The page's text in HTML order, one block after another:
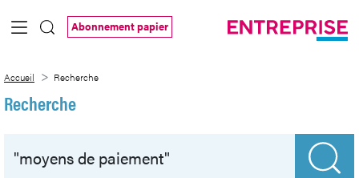
Saut au contenu principal
Abonnement papier
Accueil Recherche
Recherche